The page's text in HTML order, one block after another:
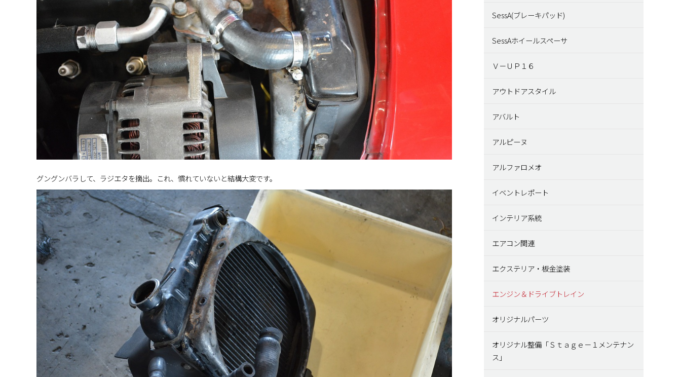
グングンバラして、ラジエタを摘出。これ、慣れていないと結構大変です。
SessA(ブレーキパッド)
SessAホイールスペーサ
Ｖ－ＵＰ１６
アウトドアスタイル
アバルト
アルピーヌ
アルファロメオ
イベントレポート
インテリア系統
エアコン関連
エクステリア・板金塗装
エンジン＆ドライブトレイン
オリジナルパーツ
オリジナル整備「Ｓｔａｇｅ－１メンテナン
ス」